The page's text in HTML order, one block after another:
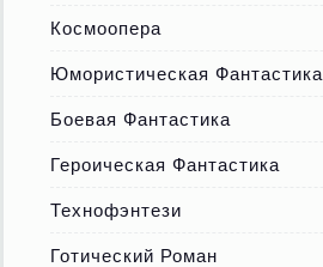
Космоопера
Юмористическая Фантастика
Боевая Фантастика
Героическая Фантастика
Технофэнтези
Готический Роман